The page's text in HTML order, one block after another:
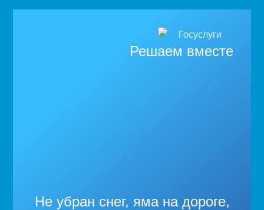
Решаем вместе
Не убран снег, яма на дороге,